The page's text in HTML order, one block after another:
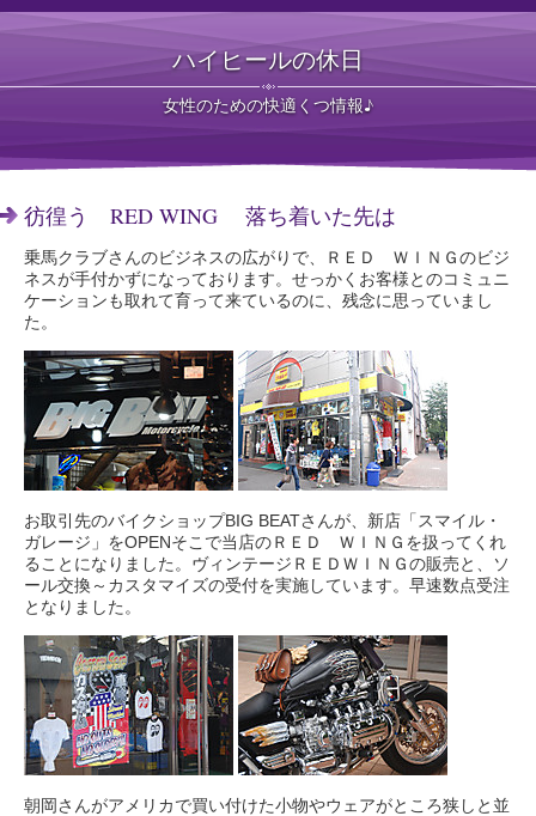
ハイヒールの休日
女性のための快適くつ情報♪
彷徨う RED WING 落ち着いた先は
乗馬クラブさんのビジネスの広がりで、ＲＥＤ ＷＩＮＧのビジ
ネスが手付かずになっております。せっかくお客様とのコミュニ
ケーションも取れて育って来ているのに、残念に思っていまし
た。
お取引先のバイクショップBIG BEATさんが、新店「スマイル・
ガレージ」をOPENそこで当店のＲＥＤ ＷＩＮＧを扱ってくれ
ることになりました。ヴィンテージＲＥＤＷＩＮＧの販売と、ソ
ール交換～カスタマイズの受付を実施しています。早速数点受注
となりました。
朝岡さんがアメリカで買い付けた小物やウェアがところ狭しと並